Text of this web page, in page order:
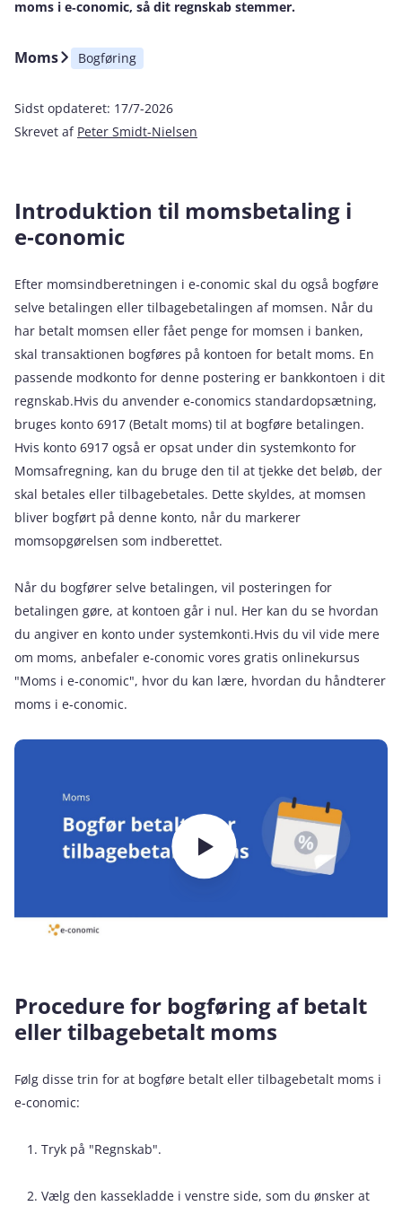
moms i e‑conomic, så dit regnskab stemmer.
Moms Bogføring
Sidst opdateret: 17/7-2026
Skrevet af Peter Smidt-Nielsen
Introduktion til momsbetaling i
e‑conomic
Efter momsindberetningen i e‑conomic skal du også bogføre
selve betalingen eller tilbagebetalingen af momsen. Når du
har betalt momsen eller fået penge for momsen i banken,
skal transaktionen bogføres på kontoen for betalt moms. En
passende modkonto for denne postering er bankkontoen i dit
regnskab.Hvis du anvender e‑conomics standardopsætning,
bruges konto 6917 (Betalt moms) til at bogføre betalingen.
Hvis konto 6917 også er opsat under din systemkonto for
Momsafregning, kan du bruge den til at tjekke det beløb, der
skal betales eller tilbagebetales. Dette skyldes, at momsen
bliver bogført på denne konto, når du markerer
momsopgørelsen som indberettet.
Når du bogfører selve betalingen, vil posteringen for
betalingen gøre, at kontoen går i nul. Her kan du se hvordan
du angiver en konto under systemkonti.Hvis du vil vide mere
om moms, anbefaler e‑conomic vores gratis onlinekursus
"Moms i e‑conomic", hvor du kan lære, hvordan du håndterer
moms i e‑conomic.
Procedure for bogføring af betalt
eller tilbagebetalt moms
Følg disse trin for at bogføre betalt eller tilbagebetalt moms i
e‑conomic:
Tryk på "Regnskab".
Vælg den kassekladde i venstre side, som du ønsker at